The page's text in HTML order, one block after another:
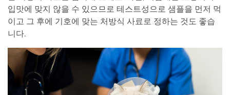
입맛에 맞지 않을 수 있으므로 테스트성으로 샘플을 먼저 먹
이고 그 후에 기호에 맞는 처방식 사료로 정하는 것도 좋습
니다.